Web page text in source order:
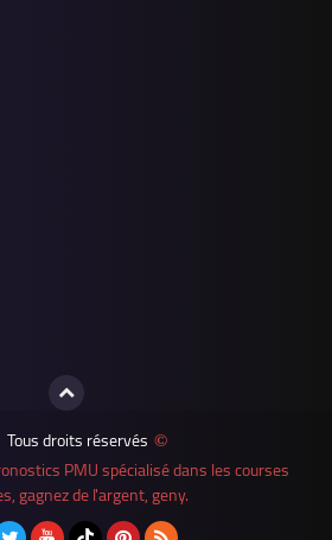
Tous droits réservés ©
PMU spécialisé dans les courses
gagnez de l'argent, geny.